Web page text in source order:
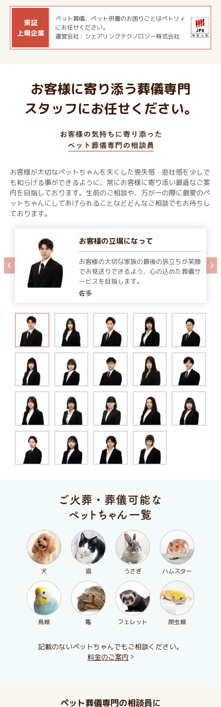
東証
上場企業
ペット葬儀、ペット供養のお困りごとはペトリィ
にお任せください。
運営会社：シェアリングテクノロジー株式会社
お客様に寄り添う葬儀専門
スタッフにお任せください。
お客様が大切なペットちゃんを失くした喪失感・悲壮感を少しで
も和らげる事ができるように、常にお客様に寄り添い最適なご案
内を目指しております。生前のご相談や、万が一の際に最愛のペ
ットちゃんにしてあげられることなどどんなご相談でもお待ちし
ております。
お客様の立場になって
お客様の大切な家族の最後の旅立ちが笑顔
でお見送りできるよう、心の込めた葬儀サ
ービスを目指します。
佐多
犬 猫 うさぎ ハムスター
鳥類 亀 フェレット 爬虫類
記載のないペットちゃんでもご相談ください。
料金のご案内
ペット葬儀専門の相談員に